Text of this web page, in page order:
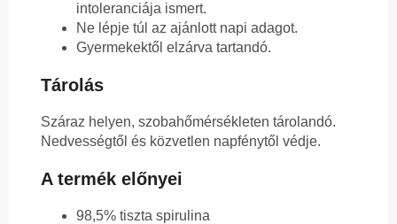
intoleranciája ismert.
Ne lépje túl az ajánlott napi adagot.
Gyermekektől elzárva tartandó.
Tárolás
Száraz helyen, szobahőmérsékleten tárolandó.
Nedvességtől és közvetlen napfénytől védje.
A termék előnyei
98,5% tiszta spirulina